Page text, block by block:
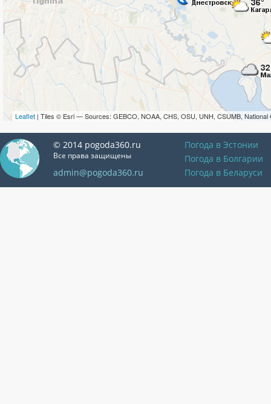
Leaflet | Tiles © Esri — Sources: GEBCO, NOAA, CHS, OSU, UNH, CSUMB, National
© 2014 pogoda360.ru
Все права защищены
admin@pogoda360.ru
Погода в Эстонии
Погода в Болгарии
Погода в Беларуси